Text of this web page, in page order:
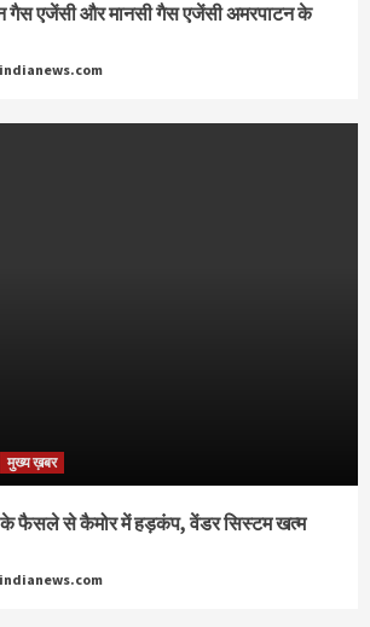
गैस एजेंसी और मानसी गैस एजेंसी अमरपाटन के
मुख्य ख़बर
के फैसले से कैमोर में हड़कंप, वेंडर सिस्टम खत्म